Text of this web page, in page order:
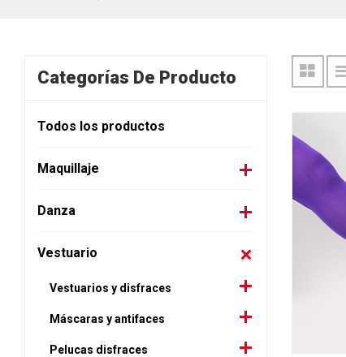
Categorías De Producto
Todos los productos
Maquillaje
Danza
Vestuario
Vestuarios y disfraces
Máscaras y antifaces
Pelucas disfraces